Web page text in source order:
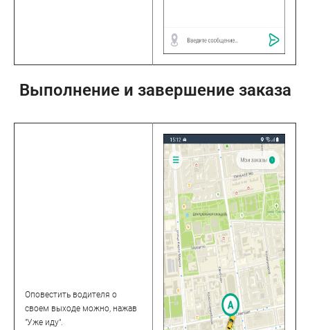
Выполнение и завершение заказа
Оповестить водителя о
своем выходе можно, нажав
"Уже иду".